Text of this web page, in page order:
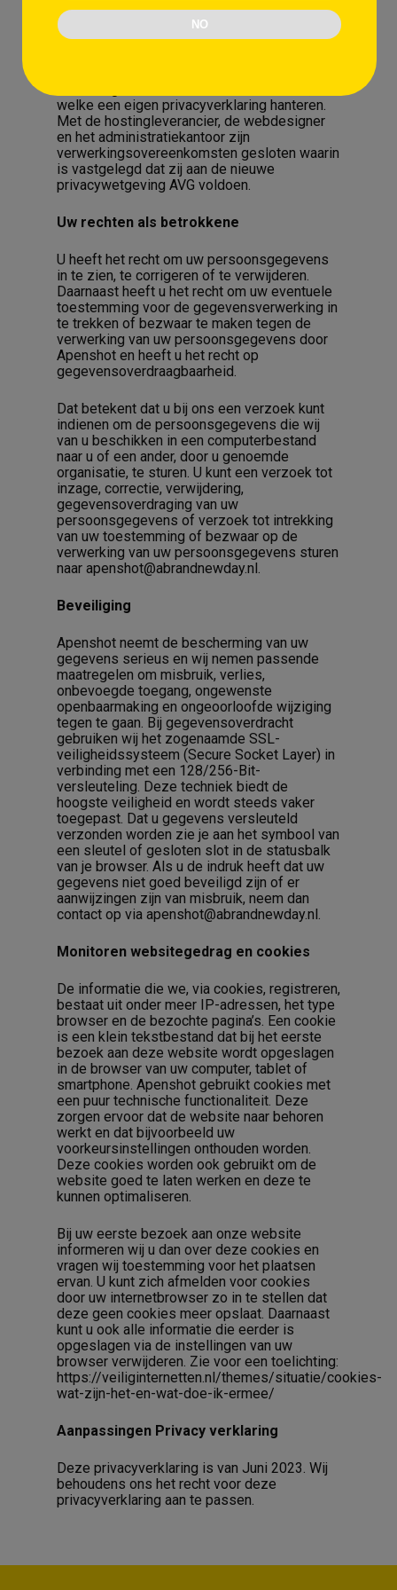
derden en verstrekt deze uitsluitend indien
dit nodig is voor de uitvoering van onze
overeenkomst met u of om te voldoen aan
welke een eigen privacyverklaring hanteren.
Met de hostingleverancier, de webdesigner
en het administratiekantoor zijn
verwerkingsovereenkomsten gesloten waarin
is vastgelegd dat zij aan de nieuwe
privacywetgeving AVG voldoen.
Uw rechten als betrokkene
U heeft het recht om uw persoonsgegevens
in te zien, te corrigeren of te verwijderen.
Daarnaast heeft u het recht om uw eventuele
toestemming voor de gegevensverwerking in
te trekken of bezwaar te maken tegen de
verwerking van uw persoonsgegevens door
Apenshot en heeft u het recht op
gegevensoverdraagbaarheid.
Dat betekent dat u bij ons een verzoek kunt
indienen om de persoonsgegevens die wij
van u beschikken in een computerbestand
naar u of een ander, door u genoemde
organisatie, te sturen. U kunt een verzoek tot
inzage, correctie, verwijdering,
gegevensoverdraging van uw
persoonsgegevens of verzoek tot intrekking
van uw toestemming of bezwaar op de
verwerking van uw persoonsgegevens sturen
naar apenshot@abrandnewday.nl.
Beveiliging
Apenshot neemt de bescherming van uw
gegevens serieus en wij nemen passende
maatregelen om misbruik, verlies,
onbevoegde toegang, ongewenste
openbaarmaking en ongeoorloofde wijziging
tegen te gaan. Bij gegevensoverdracht
gebruiken wij het zogenaamde SSL-
veiligheidssysteem (Secure Socket Layer) in
verbinding met een 128/256-Bit-
versleuteling. Deze techniek biedt de
hoogste veiligheid en wordt steeds vaker
toegepast. Dat u gegevens versleuteld
verzonden worden zie je aan het symbool van
een sleutel of gesloten slot in de statusbalk
van je browser. Als u de indruk heeft dat uw
gegevens niet goed beveiligd zijn of er
aanwijzingen zijn van misbruik, neem dan
contact op via apenshot@abrandnewday.nl.
Monitoren websitegedrag en cookies
De informatie die we, via cookies, registreren,
bestaat uit onder meer IP-adressen, het type
browser en de bezochte pagina’s. Een cookie
is een klein tekstbestand dat bij het eerste
bezoek aan deze website wordt opgeslagen
in de browser van uw computer, tablet of
smartphone. Apenshot gebruikt cookies met
een puur technische functionaliteit. Deze
zorgen ervoor dat de website naar behoren
werkt en dat bijvoorbeeld uw
voorkeursinstellingen onthouden worden.
Deze cookies worden ook gebruikt om de
website goed te laten werken en deze te
kunnen optimaliseren.
Bij uw eerste bezoek aan onze website
informeren wij u dan over deze cookies en
vragen wij toestemming voor het plaatsen
ervan. U kunt zich afmelden voor cookies
door uw internetbrowser zo in te stellen dat
deze geen cookies meer opslaat. Daarnaast
kunt u ook alle informatie die eerder is
opgeslagen via de instellingen van uw
browser verwijderen. Zie voor een toelichting:
https://veiliginternetten.nl/themes/situatie/cookies-
wat-zijn-het-en-wat-doe-ik-ermee/
Aanpassingen Privacy verklaring
Deze privacyverklaring is van Juni 2023. Wij
behoudens ons het recht voor deze
privacyverklaring aan te passen.
NO